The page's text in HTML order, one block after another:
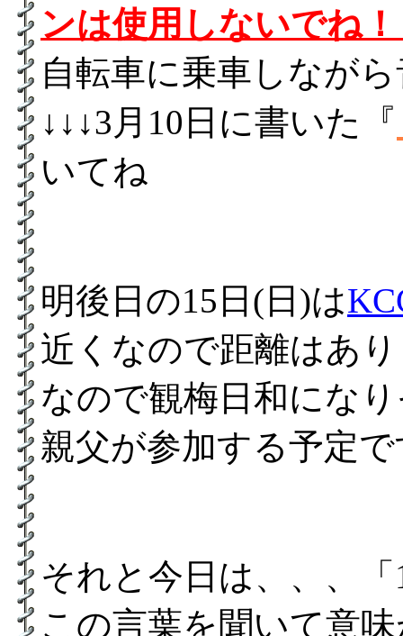
ンは使用しないでね
自転車に乗車しなが
↓↓↓3月10日に書いた『
いてね
明後日の15日(日)は
近くなので距離はあ
なので観梅日和にな
親父が参加する予定
それと今日は、、、
この言葉を聞いて意